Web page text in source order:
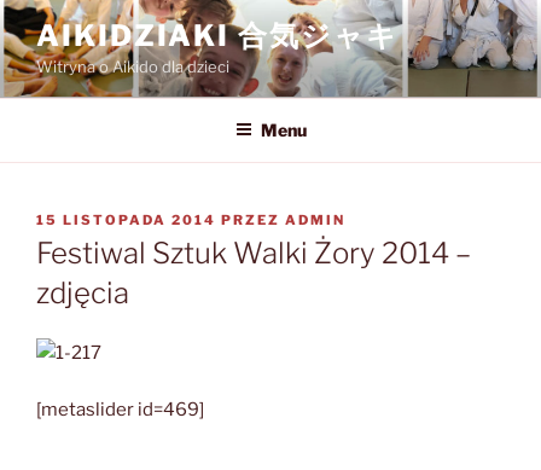
Przejdź
do
treści
AIKIDZIAKI 合気ジャキ
Witryna o Aikido dla dzieci
Menu
OPUBLIKOWANE
W
15 LISTOPADA 2014 PRZEZ ADMIN
Festiwal Sztuk Walki Żory 2014 –
zdjęcia
[metaslider id=469]